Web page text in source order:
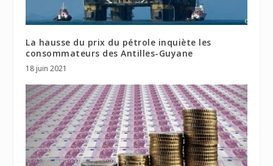
La hausse du prix du pétrole inquiète les
consommateurs des Antilles-Guyane
18 juin 2021